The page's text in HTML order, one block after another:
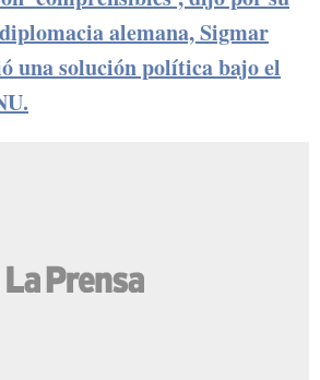
alemana, Sigmar
una solución política bajo el